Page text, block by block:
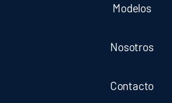
Modelos
Nosotros
Contacto